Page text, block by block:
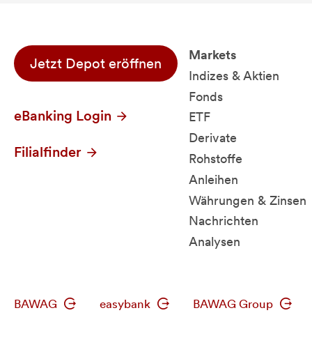
Jetzt Depot eröffnen
eBanking Login
Filialfinder
Markets
Indizes & Aktien
Fonds
ETF
Derivate
Rohstoffe
Anleihen
Währungen & Zinsen
Nachrichten
Analysen
BAWAG easybank BAWAG Group